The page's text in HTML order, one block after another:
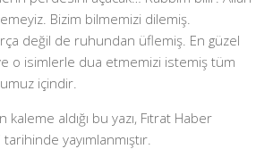
Bizim bilmemizi dilemiş.
değil de ruhundan üflemiş. En güzel
o isimlerle dua etmemizi istemiş tüm
içindir.
kaleme aldığı bu yazı, Fıtrat Haber
yayımlanmıştır.